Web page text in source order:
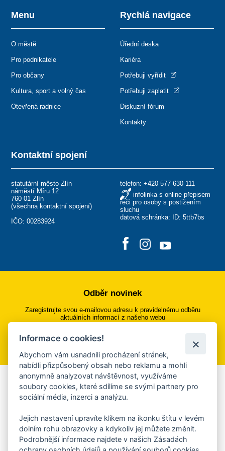
Kontaktní spojení
statutární město Zlín
náměstí Míru 12
760 01 Zlín
(všechna kontaktní spojení)
IČO: 00283924
telefon: +420 577 630 111
infolinka s online přepisem
řeči pro osoby s postižením
sluchu
datová schránka: ID: 5ttb7bs
Menu
O městě
Pro podnikatele
Pro občany
Kultura, sport a volný čas
Otevřená radnice
Rychlá navigace
Úřední deska
Kariéra
Potřebuji vyřídit
Potřebuji zaplatit
Diskuzní fórum
Kontakty
Odběr novinek
Zaregistrujte svou e-mailovou adresu k pravidelnému odběru
aktuálních informací z našeho webu
Přihlásit se k odběru
Aplikace Mobilní rozhlas
Chcete dostávat do svého mobilu či mailu upozornění na
ankety, pozvánky na kulturní a sportovní akce?
Více informací o aplikaci
Informace o cookies!
Abychom vám usnadnili procházení stránek,
nabídli přizpůsobený obsah nebo reklamu a mohli
anonymně analyzovat návštěvnost, využíváme
soubory cookies, které sdílíme se svými partnery pro
sociální média, inzerci a analýzu.
Jejich nastavení upravíte klikem na ikonku štítu v levém
dolním rohu obrazovky a kdykoliv jej můžete změnit.
Podrobnější informace najdete v našich Zásadách